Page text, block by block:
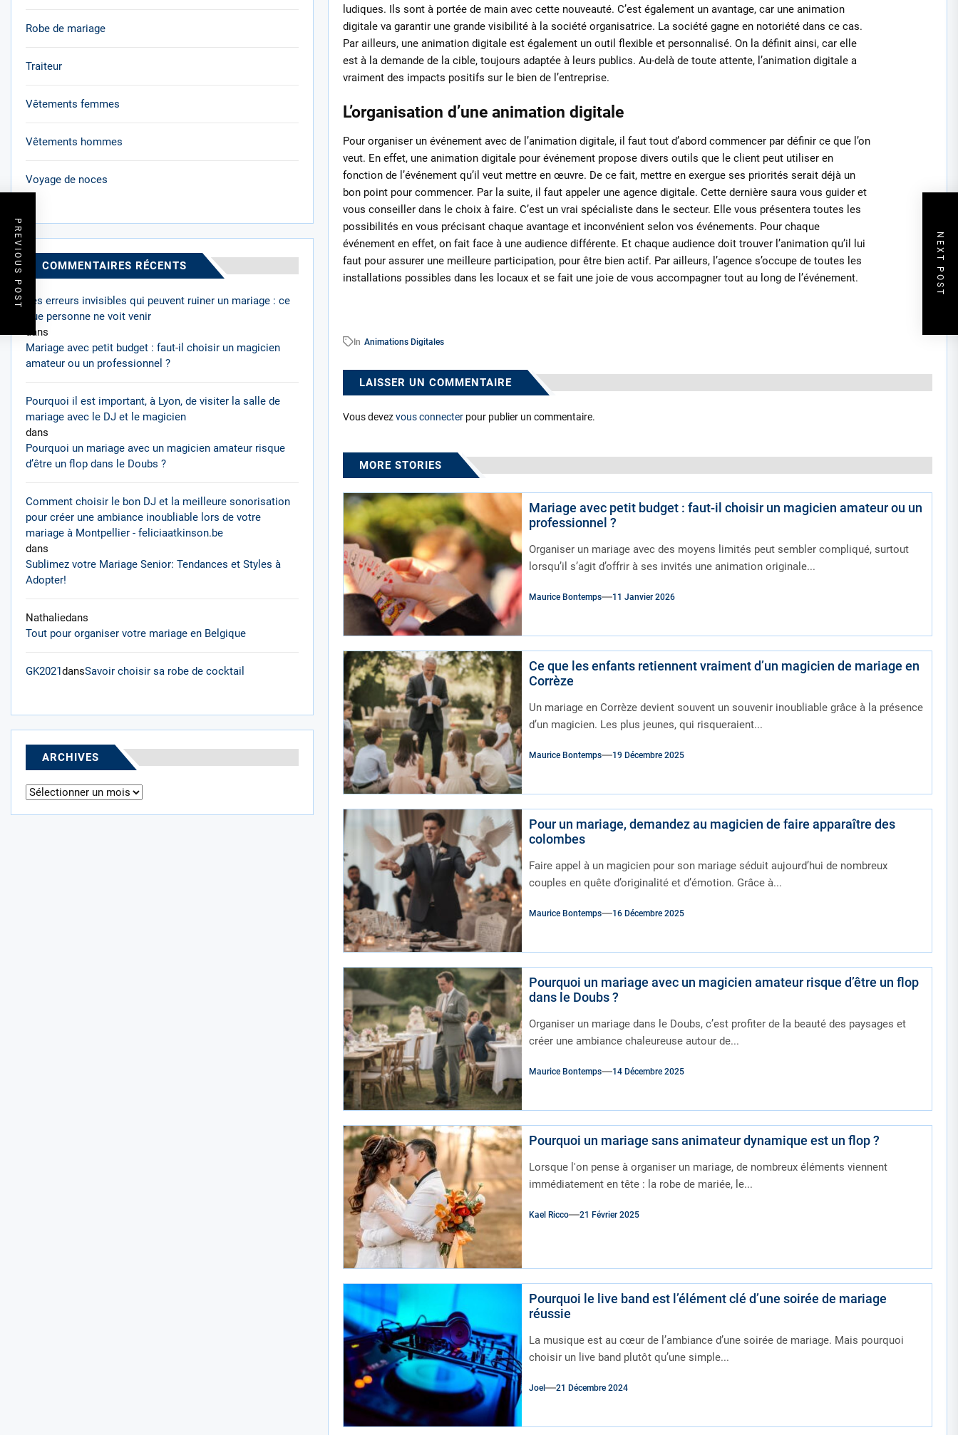
ludiques. Ils sont à portée de main avec cette nouveauté. C’est également un avantage, car une animation
digitale va garantir une grande visibilité à la société organisatrice. La société gagne en notoriété dans ce cas.
Par ailleurs, une animation digitale est également un outil flexible et personnalisé. On la définit ainsi, car elle
est à la demande de la cible, toujours adaptée à leurs publics. Au-delà de toute attente, l’animation digitale a
vraiment des impacts positifs sur le bien de l’entreprise.
L’organisation d’une animation digitale
Pour organiser un événement avec de l’animation digitale, il faut tout d’abord commencer par définir ce que l’on
veut. En effet, une animation digitale pour événement propose divers outils que le client peut utiliser en
fonction de l’événement qu’il veut mettre en œuvre. De ce fait, mettre en exergue ses priorités serait déjà un
bon point pour commencer. Par la suite, il faut appeler une agence digitale. Cette dernière saura vous guider et
vous conseiller dans le choix à faire. C’est un vrai spécialiste dans le secteur. Elle vous présentera toutes les
possibilités en vous précisant chaque avantage et inconvénient selon vos événements. Pour chaque
événement en effet, on fait face à une audience différente. Et chaque audience doit trouver l’animation qu’il lui
faut pour assurer une meilleure participation, pour être bien actif. Par ailleurs, l’agence s’occupe de toutes les
installations possibles dans les locaux et se fait une joie de vous accompagner tout au long de l’événement.
In Animations Digitales
LAISSER UN COMMENTAIRE
Vous devezvous connecterpour publier un commentaire.
PREVIOUS POST NEXT POST
MORE STORIES
Mariage avec petit budget : faut-il choisir un magicien amateur ou un
professionnel ?
Organiser un mariage avec des moyens limités peut sembler compliqué, surtout
lorsqu’il s’agit d’offrir à ses invités une animation originale...
Maurice Bontemps 11 Janvier 2026
Ce que les enfants retiennent vraiment d’un magicien de mariage en
Corrèze
Un mariage en Corrèze devient souvent un souvenir inoubliable grâce à la présence
d’un magicien. Les plus jeunes, qui risqueraient...
Maurice Bontemps 19 Décembre 2025
Pour un mariage, demandez au magicien de faire apparaître des
colombes
Faire appel à un magicien pour son mariage séduit aujourd’hui de nombreux
couples en quête d’originalité et d’émotion. Grâce à...
Maurice Bontemps 16 Décembre 2025
Pourquoi un mariage avec un magicien amateur risque d’être un flop
dans le Doubs ?
Organiser un mariage dans le Doubs, c’est profiter de la beauté des paysages et
créer une ambiance chaleureuse autour de...
Maurice Bontemps 14 Décembre 2025
Pourquoi un mariage sans animateur dynamique est un flop ?
Lorsque l'on pense à organiser un mariage, de nombreux éléments viennent
immédiatement en tête : la robe de mariée, le...
Kael Ricco 21 Février 2025
Pourquoi le live band est l’élément clé d’une soirée de mariage
réussie
La musique est au cœur de l’ambiance d’une soirée de mariage. Mais pourquoi
choisir un live band plutôt qu’une simple...
Joel 21 Décembre 2024
Robe de mariage
Traiteur
Vêtements femmes
Vêtements hommes
Voyage de noces
COMMENTAIRES RÉCENTS
Les erreurs invisibles qui peuvent ruiner un mariage : ce
que personne ne voit venir
dans
Mariage avec petit budget : faut-il choisir un magicien
amateur ou un professionnel ?
Pourquoi il est important, à Lyon, de visiter la salle de
mariage avec le DJ et le magicien
dans
Pourquoi un mariage avec un magicien amateur risque
d’être un flop dans le Doubs ?
Comment choisir le bon DJ et la meilleure sonorisation
pour créer une ambiance inoubliable lors de votre
mariage à Montpellier - feliciaatkinson.be
dans
Sublimez votre Mariage Senior: Tendances et Styles à
Adopter!
Nathaliedans
Tout pour organiser votre mariage en Belgique
GK2021dansSavoir choisir sa robe de cocktail
ARCHIVES
Archives